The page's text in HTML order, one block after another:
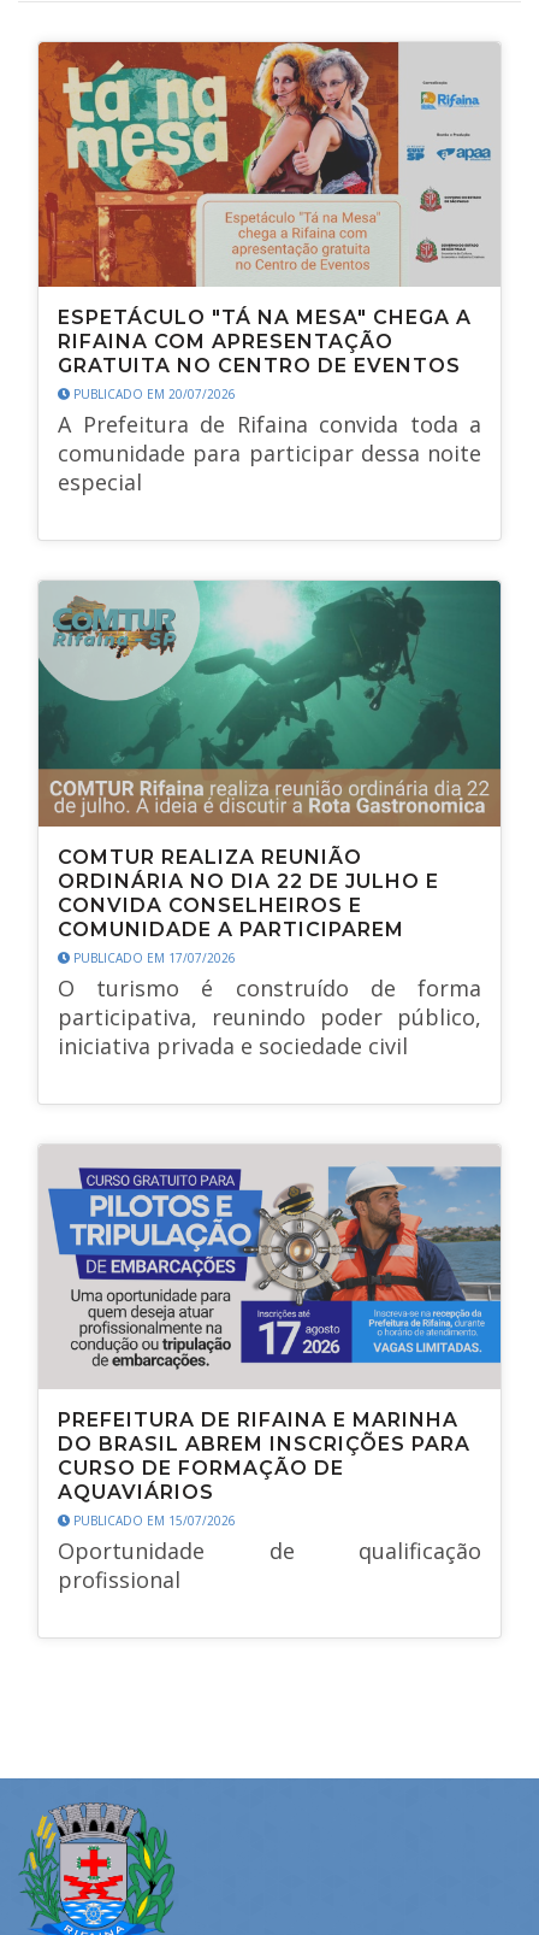
ESPETÁCULO "TÁ NA MESA" CHEGA A
RIFAINA COM APRESENTAÇÃO
GRATUITA NO CENTRO DE EVENTOS
PUBLICADO EM 20/07/2026
A Prefeitura de Rifaina convida toda a
comunidade para participar dessa noite
especial
COMTUR REALIZA REUNIÃO
ORDINÁRIA NO DIA 22 DE JULHO E
CONVIDA CONSELHEIROS E
COMUNIDADE A PARTICIPAREM
PUBLICADO EM 17/07/2026
O turismo é construído de forma
participativa, reunindo poder público,
iniciativa privada e sociedade civil
PREFEITURA DE RIFAINA E MARINHA
DO BRASIL ABREM INSCRIÇÕES PARA
CURSO DE FORMAÇÃO DE
AQUAVIÁRIOS
PUBLICADO EM 15/07/2026
Oportunidade de qualificação
profissional